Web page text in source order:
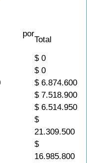
por
Total
$ 0
$ 0
$ 6.874.600
$ 7.518.900
$ 6.514.950
$
21.309.500
$
16.985.800